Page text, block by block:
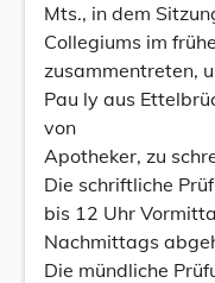
Mts., in dem
Collegiums im
zusammentreten,
Pau ly aus
von
Apotheker, zu
Die schriftliche
bis 12 Uhr
Nachmittags
Die mündliche